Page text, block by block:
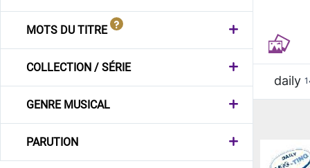
MOTS DU TITRE
COLLECTION / SÉRIE
GENRE MUSICAL
PARUTION
daily